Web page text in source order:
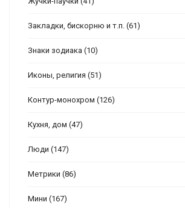
Закладки, бискорню и т.п. (61)
Знаки зодиака (10)
Иконы, религия (51)
Контур-монохром (126)
Кухня, дом (47)
Люди (147)
Метрики (86)
Мини (167)